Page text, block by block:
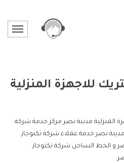
للاجهزة المنزلية
المنزلية مدينة نصر مركز خدمة شركة
مدينة نصر خدمة عملاء شركة تكنوجاز
و الخط الساخن شركة تكنوجاز